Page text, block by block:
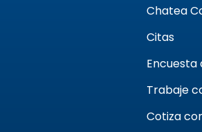
Chatea
Citas
Encuesta
Trabaje
Cotiza